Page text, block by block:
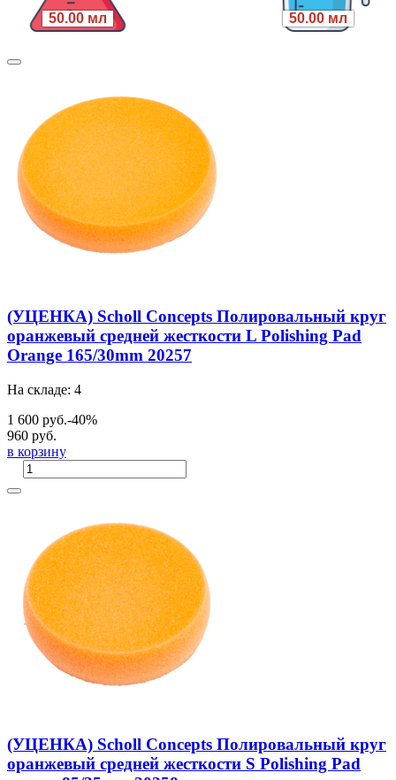
50.00 мл 50.00 мл
(УЦЕНКА) Scholl Concepts Полировальный круг
оранжевый средней жесткости L Polishing Pad
Orange 165/30mm 20257
На складе: 4
1 600 руб.-40%
960 руб.
в корзину
(УЦЕНКА) Scholl Concepts Полировальный круг
оранжевый средней жесткости S Polishing Pad